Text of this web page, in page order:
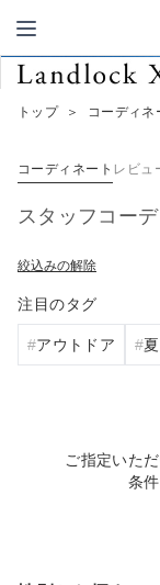
トップ ＞ コーディネ
コーディネート レビュ
スタッフコー
絞込みの解除
注目のタグ
アウトドア 夏
ご指定いた
条